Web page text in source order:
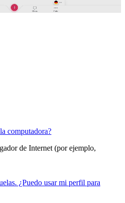
computadora?
de Internet (por ejemplo,
¿Puedo usar mi perfil para